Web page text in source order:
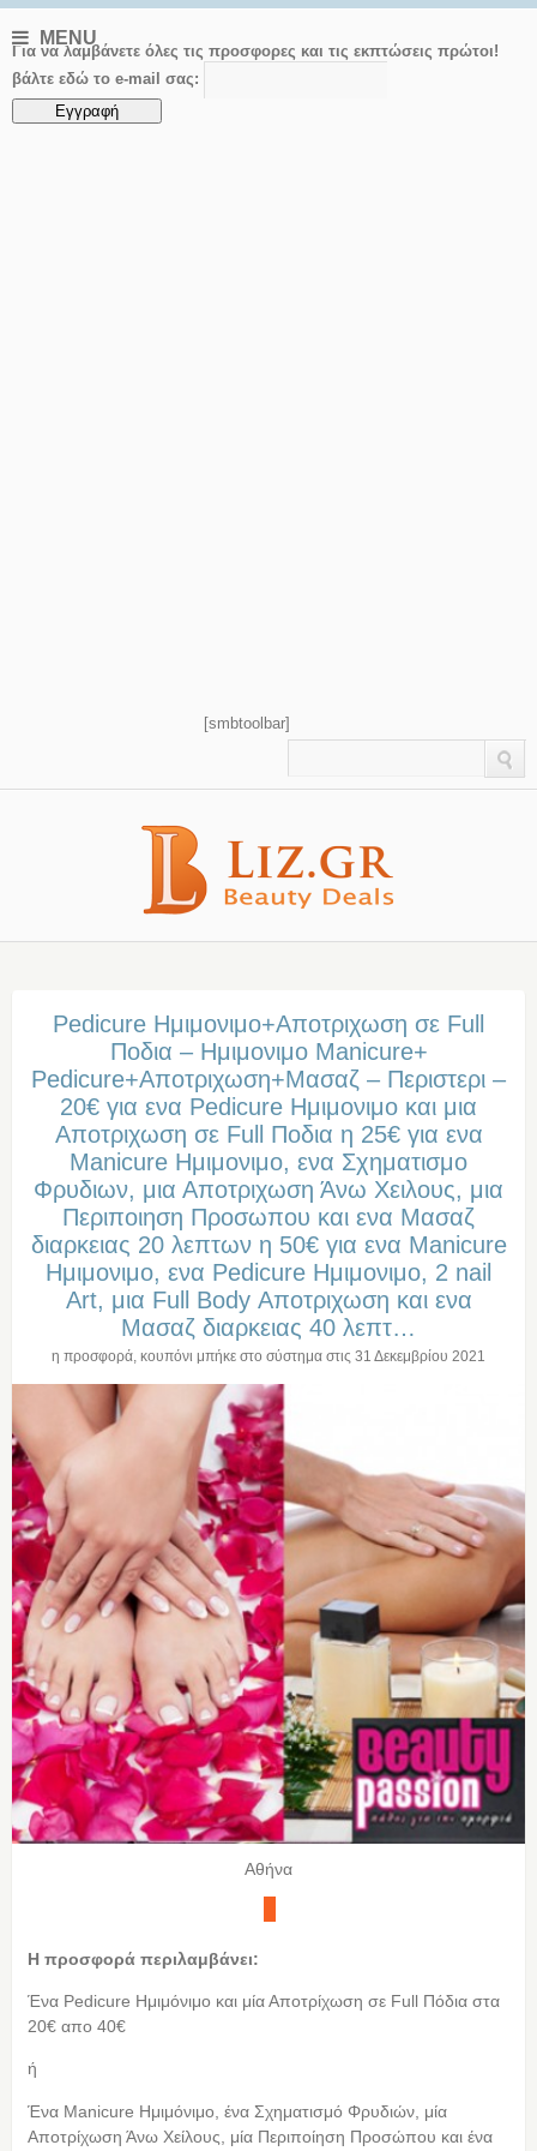
MENU
Για να λαμβάνετε όλες τις προσφορες και τις εκπτώσεις πρώτοι!
βάλτε εδώ το e-mail σας:
[smbtoolbar]
Pedicure Ημιμονιμο+Αποτριχωση σε Full
Ποδια – Ημιμονιμο Manicure+
Pedicure+Αποτριχωση+Μασαζ – Περιστερι –
20€ για ενα Pedicure Ημιμονιμο και μια
Αποτριχωση σε Full Ποδια η 25€ για ενα
Manicure Ημιμονιμο, ενα Σχηματισμο
Φρυδιων, μια Αποτριχωση Άνω Χειλους, μια
Περιποιηση Προσωπου και ενα Μασαζ
διαρκειας 20 λεπτων η 50€ για ενα Manicure
Ημιμονιμο, ενα Pedicure Ημιμονιμο, 2 nail
Art, μια Full Body Αποτριχωση και ενα
Μασαζ διαρκειας 40 λεπτ…
η προσφορά, κουπόνι μπήκε στο σύστημα στις 31 Δεκεμβρίου 2021
Αθήνα
Η προσφορά περιλαμβάνει:
Ένα Pedicure Ημιμόνιμο και μία Αποτρίχωση σε Full Πόδια στα
20€ απο 40€
ή
Ένα Manicure Ημιμόνιμο, ένα Σχηματισμό Φρυδιών, μία
Αποτρίχωση Άνω Χείλους, μία Περιποίηση Προσώπου και ένα